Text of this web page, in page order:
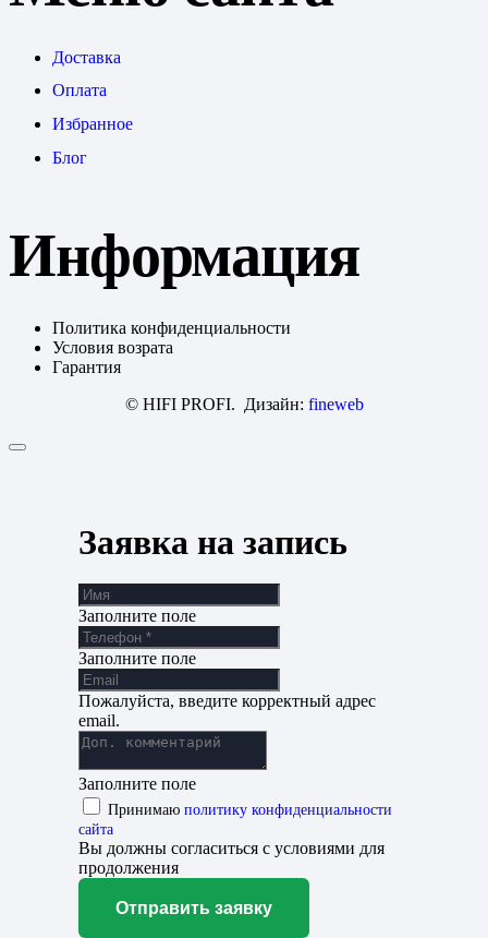
Доставка
Оплата
Избранное
Блог
Информация
Политика конфиденциальности
Условия возрата
Гарантия
© HIFI PROFI. Дизайн: fineweb
Заявка на запись
Заполните поле
Заполните поле
Пожалуйста, введите корректный адрес
email.
Заполните поле
Принимаю политику конфиденциальности
сайта
Вы должны согласиться с условиями для
продолжения
Отправить заявку